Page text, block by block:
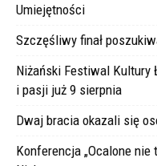
Umiejętności
Szczęśliwy finał
Niżański Festiwal
i pasji już 9 sierpnia
Dwaj bracia okazali się
Konferencja „Ocalone